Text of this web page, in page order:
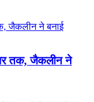
तक, जैकलीन ने